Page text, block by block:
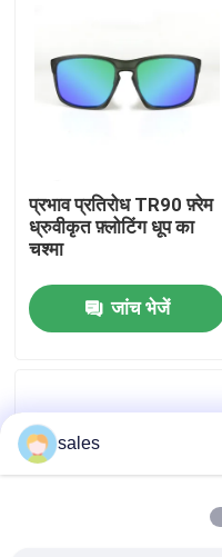
हमारे बारे में
संपर्क करें
मामलों
एंटी फॉग स्विमिंग गॉगल्स
प्रभाव प्रतिरोध TR90 फ़्रेम
ध्रुवीकृत फ़्लोटिंग धूप का
चश्मा
जांच भेजें
sales